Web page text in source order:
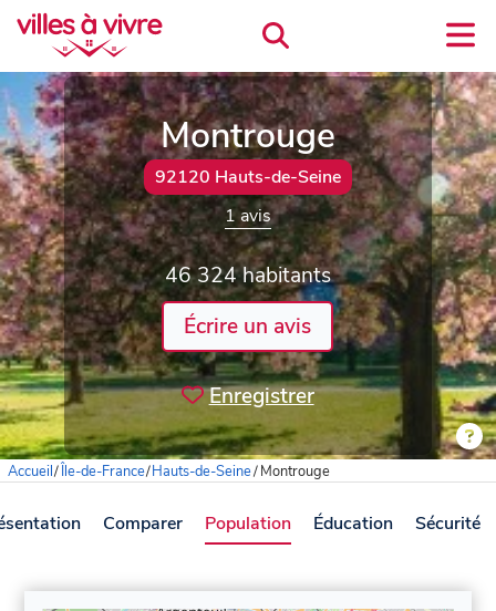
Montrouge
92120 Hauts-de-Seine
1 avis
46 324 habitants
Écrire un avis
Enregistrer
Accueil/Île-de-France/Hauts-de-Seine/Montrouge
Comparer Population Éducation Sécurité